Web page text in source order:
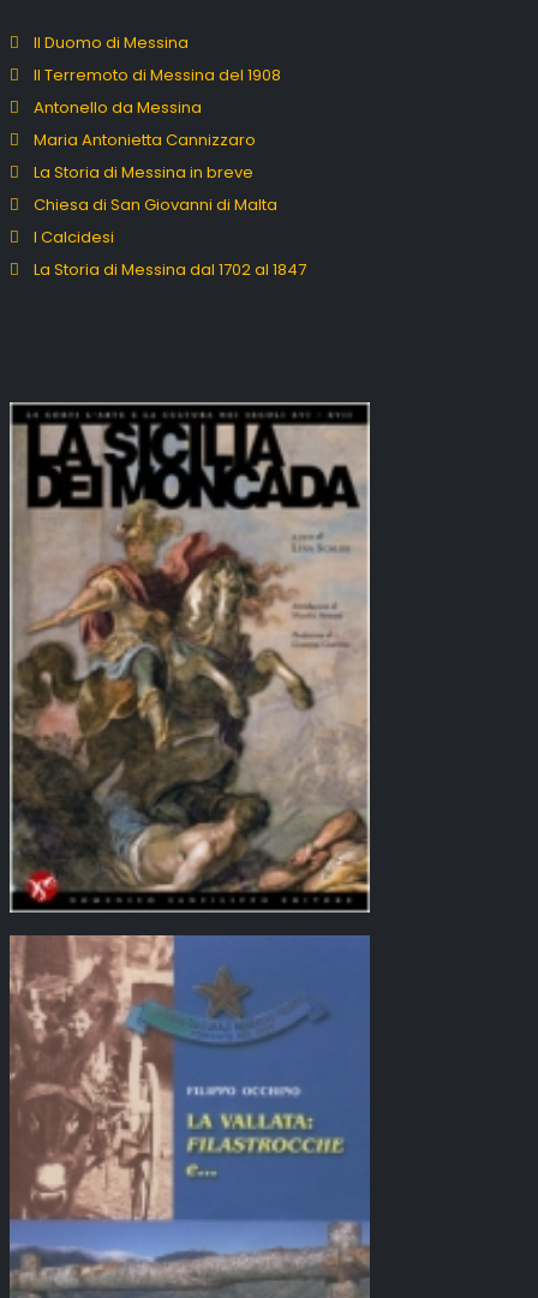
Il Duomo di Messina
Il Terremoto di Messina del 1908
Antonello da Messina
Maria Antonietta Cannizzaro
La Storia di Messina in breve
Chiesa di San Giovanni di Malta
I Calcidesi
La Storia di Messina dal 1702 al 1847